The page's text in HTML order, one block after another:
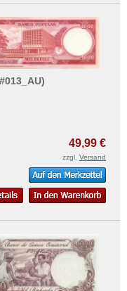
49,99 €
zzgl. Versand